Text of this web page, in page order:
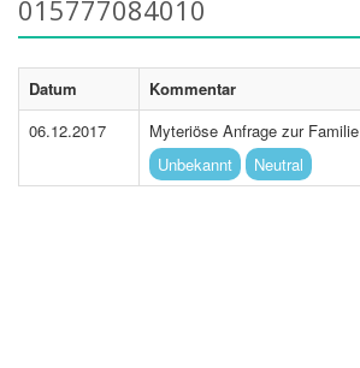
015777084010
Datum
Kommentar
06.12.2017
Myteriöse Anfrage zur Familie
Unbekannt
Neutral